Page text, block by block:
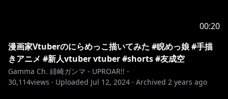
00:20
漫画家Vtuberのにらめっこ描いてみた #睨めっ娘 #手描
きアニメ #新人vtuber vtuber #shorts #友成空
Gamma Ch. 緋崎ガンマ - UPROAR!! -
30,114views · Uploaded Jul 12, 2024 · Archived 2 years ago